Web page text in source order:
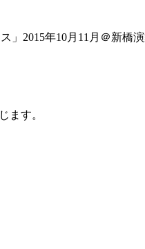
」2015年10月11月＠新橋
ます。